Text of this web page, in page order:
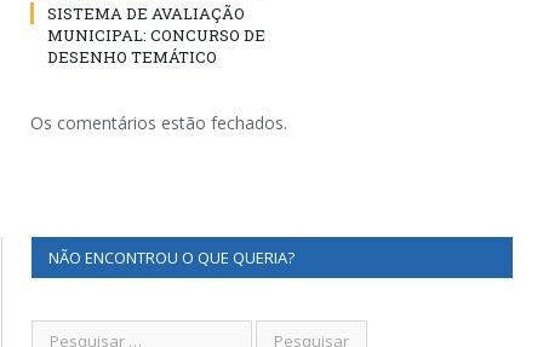
SISTEMA DE AVALIAÇÃO
MUNICIPAL: CONCURSO DE
DESENHO TEMÁTICO
Os comentários estão fechados.
NÃO ENCONTROU O QUE QUERIA?